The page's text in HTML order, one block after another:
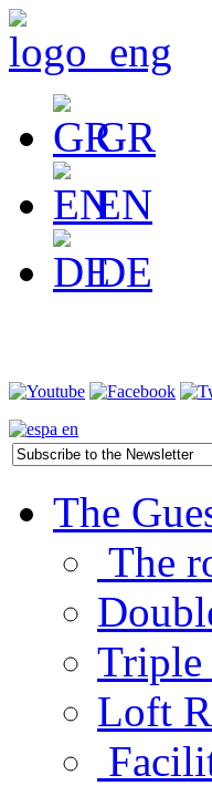
GR
EN
DE
The
The
Triple
Loft